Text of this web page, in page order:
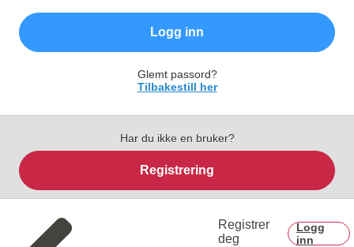
Logg inn
Glemt passord?
Tilbakestill her
Har du ikke en bruker?
Registrering
Registrer
deg
Logg
inn